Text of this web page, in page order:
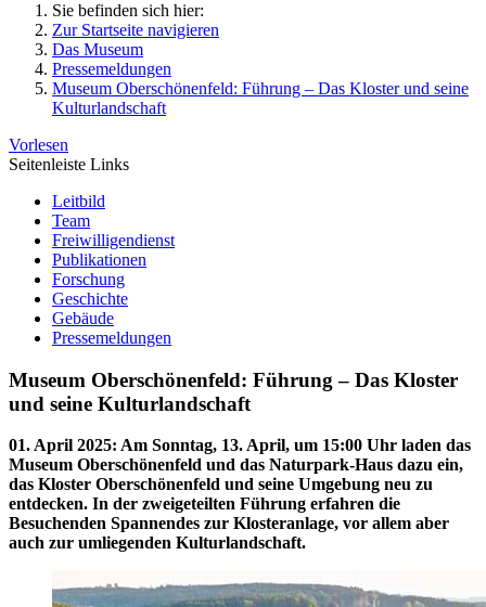
Sie befinden sich hier:
Zur Startseite navigieren
Das Museum
Pressemeldungen
Museum Oberschönenfeld: Führung – Das Kloster und seine
Kulturlandschaft
Vorlesen
Seitenleiste Links
Leitbild
Team
Freiwilligendienst
Publikationen
Forschung
Geschichte
Gebäude
Pressemeldungen
Museum Oberschönenfeld: Führung – Das Kloster
und seine Kulturlandschaft
01. April 2025: Am Sonntag, 13. April, um 15:00 Uhr laden das
Museum Oberschönenfeld und das Naturpark-Haus dazu ein,
das Kloster Oberschönenfeld und seine Umgebung neu zu
entdecken. In der zweigeteilten Führung erfahren die
Besuchenden Spannendes zur Klosteranlage, vor allem aber
auch zur umliegenden Kulturlandschaft.